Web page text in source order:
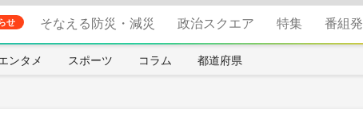
せ そなえる防災・減災 政治スクエア 特集 番組発
ンタメ スポーツ コラム 都道府県